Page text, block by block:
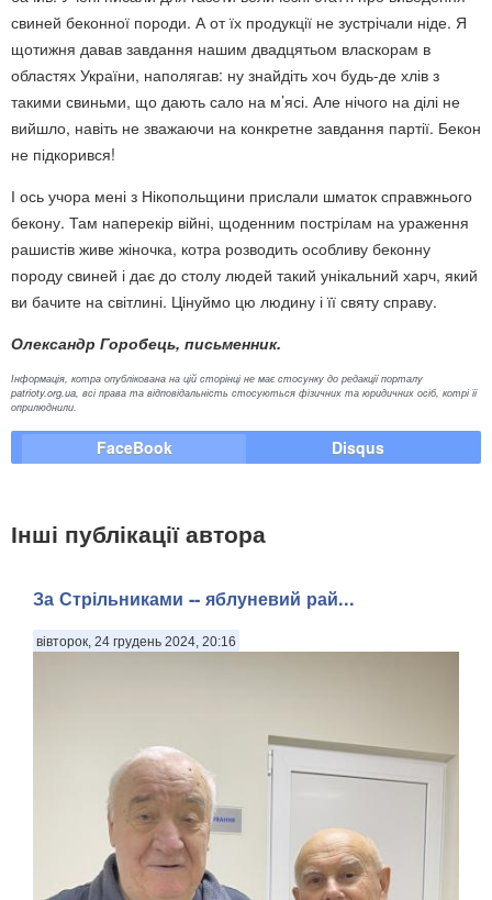
свиней беконної породи. А от їх продукції не зустрічали ніде. Я
щотижня давав завдання нашим двадцятьом власкорам в
областях України, наполягав: ну знайдіть хоч будь-де хлів з
такими свиньми, що дають сало на м’ясі. Але нічого на ділі не
вийшло, навіть не зважаючи на конкретне завдання партії. Бекон
не підкорився!
І ось учора мені з Нікопольщини прислали шматок справжнього
бекону. Там наперекір війні, щоденним пострілам на ураження
рашистів живе жіночка, котра розводить особливу беконну
породу свиней і дає до столу людей такий унікальний харч, який
ви бачите на світлині. Цінуймо цю людину і її святу справу.
Олександр Горобець, письменник.
Інформація, котра опублікована на цій сторінці не має стосунку до редакції порталу
patrioty.org.ua, всі права та відповідальність стосуються фізичних та юридичних осіб, котрі її
оприлюднили.
FaceBook Disqus
Інші публікації автора
За Стрільниками -- яблуневий рай...
вівторок, 24 грудень 2024, 20:16